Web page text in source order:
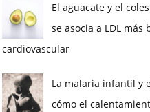
El aguacate y el
se asocia a LDL más
cardiovascular
La malaria infantil y
cómo el